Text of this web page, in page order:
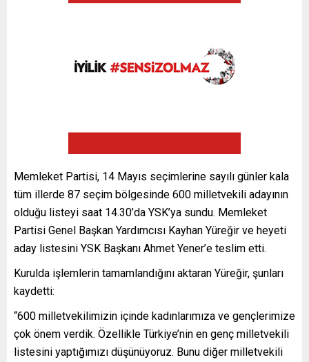
Memleket Partisi, 14 Mayıs seçimlerine sayılı günler kala
tüm illerde 87 seçim bölgesinde 600 milletvekili adayının
olduğu listeyi saat 14.30’da YSK’ya sundu. Memleket
Partisi Genel Başkan Yardımcısı Kayhan Yüreğir ve heyeti
aday listesini YSK Başkanı Ahmet Yener’e teslim etti.
Kurulda işlemlerin tamamlandığını aktaran Yüreğir, şunları
kaydetti:
“600 milletvekilimizin içinde kadınlarımıza ve gençlerimize
çok önem verdik. Özellikle Türkiye’nin en genç milletvekili
listesini yaptığımızı düşünüyoruz. Bunu diğer milletvekili